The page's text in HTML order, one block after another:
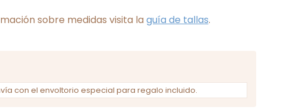
sobre medidas visita laguía de tallas.
con el envoltorio especial para regalo incluido.